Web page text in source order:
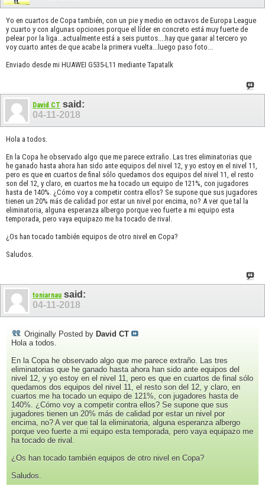
Yo en cuartos de Copa también, con un pie y medio en octavos de Europa League
y cuarto y con algunas opciones porque el líder en concreto está muy fuerte de
pelear por la liga...actualmente está a seis puntos....hay que ganar al tercero yo
voy cuarto antes de que acabe la primera vuelta...luego paso foto...
Enviado desde mi HUAWEI G535-L11 mediante Tapatalk
David CT said:
04-11-2018
Hola a todos.
En la Copa he observado algo que me parece extraño. Las tres eliminatorias que
he ganado hasta ahora han sido ante equipos del nivel 12, y yo estoy en el nivel 11,
pero es que en cuartos de final sólo quedamos dos equipos del nivel 11, el resto
son del 12, y claro, en cuartos me ha tocado un equipo de 121%, con jugadores
hasta de 140%. ¿Cómo voy a competir contra ellos? Se supone que sus jugadores
tienen un 20% más de calidad por estar un nivel por encima, no? A ver que tal la
eliminatoria, alguna esperanza albergo porque veo fuerte a mi equipo esta
temporada, pero vaya equipazo me ha tocado de rival.
¿Os han tocado también equipos de otro nivel en Copa?
Saludos.
toniarnau said:
04-11-2018
Originally Posted by David CT
Hola a todos.
En la Copa he observado algo que me parece extraño. Las tres
eliminatorias que he ganado hasta ahora han sido ante equipos del
nivel 12, y yo estoy en el nivel 11, pero es que en cuartos de final sólo
quedamos dos equipos del nivel 11, el resto son del 12, y claro, en
cuartos me ha tocado un equipo de 121%, con jugadores hasta de
140%. ¿Cómo voy a competir contra ellos? Se supone que sus
jugadores tienen un 20% más de calidad por estar un nivel por
encima, no? A ver que tal la eliminatoria, alguna esperanza albergo
porque veo fuerte a mi equipo esta temporada, pero vaya equipazo me
ha tocado de rival.
¿Os han tocado también equipos de otro nivel en Copa?
Saludos.